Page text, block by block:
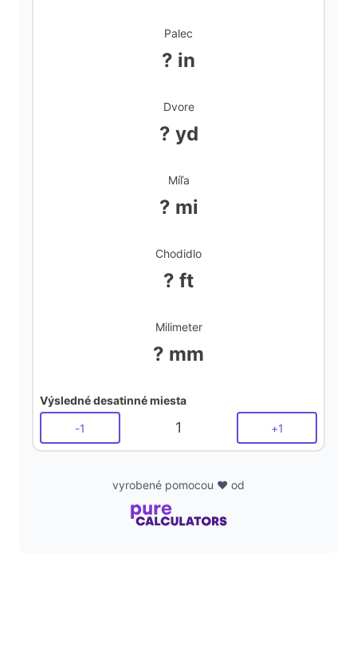
Palec
? in
Dvore
? yd
Míľa
? mi
Chodidlo
? ft
Milimeter
? mm
Výsledné desatinné miesta
-1 1 +1
vyrobené pomocou ❤️ od